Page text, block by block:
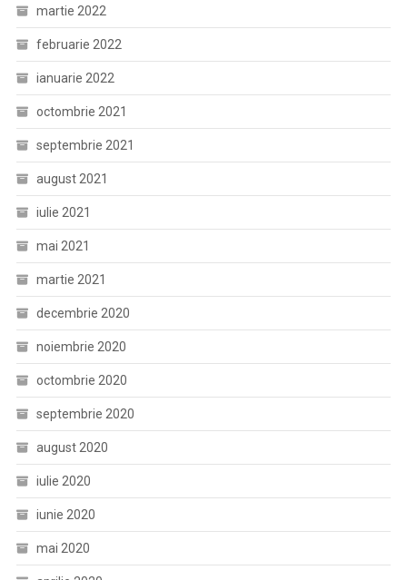
martie 2022
februarie 2022
ianuarie 2022
octombrie 2021
septembrie 2021
august 2021
iulie 2021
mai 2021
martie 2021
decembrie 2020
noiembrie 2020
octombrie 2020
septembrie 2020
august 2020
iulie 2020
iunie 2020
mai 2020